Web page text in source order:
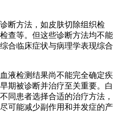
断方法，如皮肤切除组织检
查等。但这些诊断方法均不能
合临床症状与病理学表现综合
液检测结果尚不能完全确定疾
期被诊断并治疗至关重要。白
同患者选择合适的治疗方法，
可能减少副作用和并发症的产